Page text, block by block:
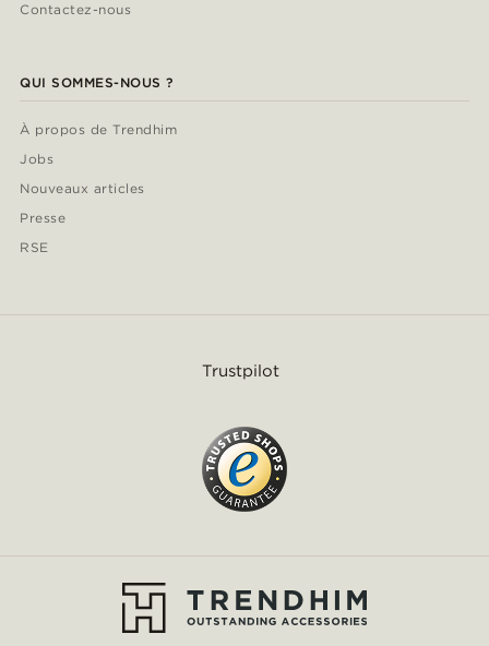
Contactez-nous
QUI SOMMES-NOUS ?
À propos de Trendhim
Jobs
Nouveaux articles
Presse
RSE
Trustpilot